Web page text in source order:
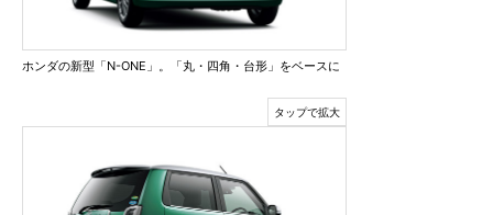
ホンダの新型「N-ONE」。「丸・四角・台形」をベースに